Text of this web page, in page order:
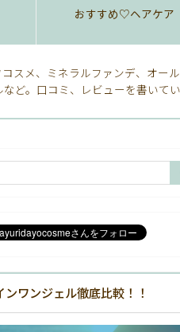
おすすめ♡ヘアケア
スメ、ミネラルファンデ、オー
など。口コミ、レビューを書いてい
ンワンジェル徹底比較！！